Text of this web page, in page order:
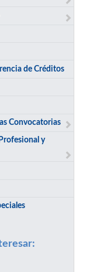
de Créditos
Convocatorias
y